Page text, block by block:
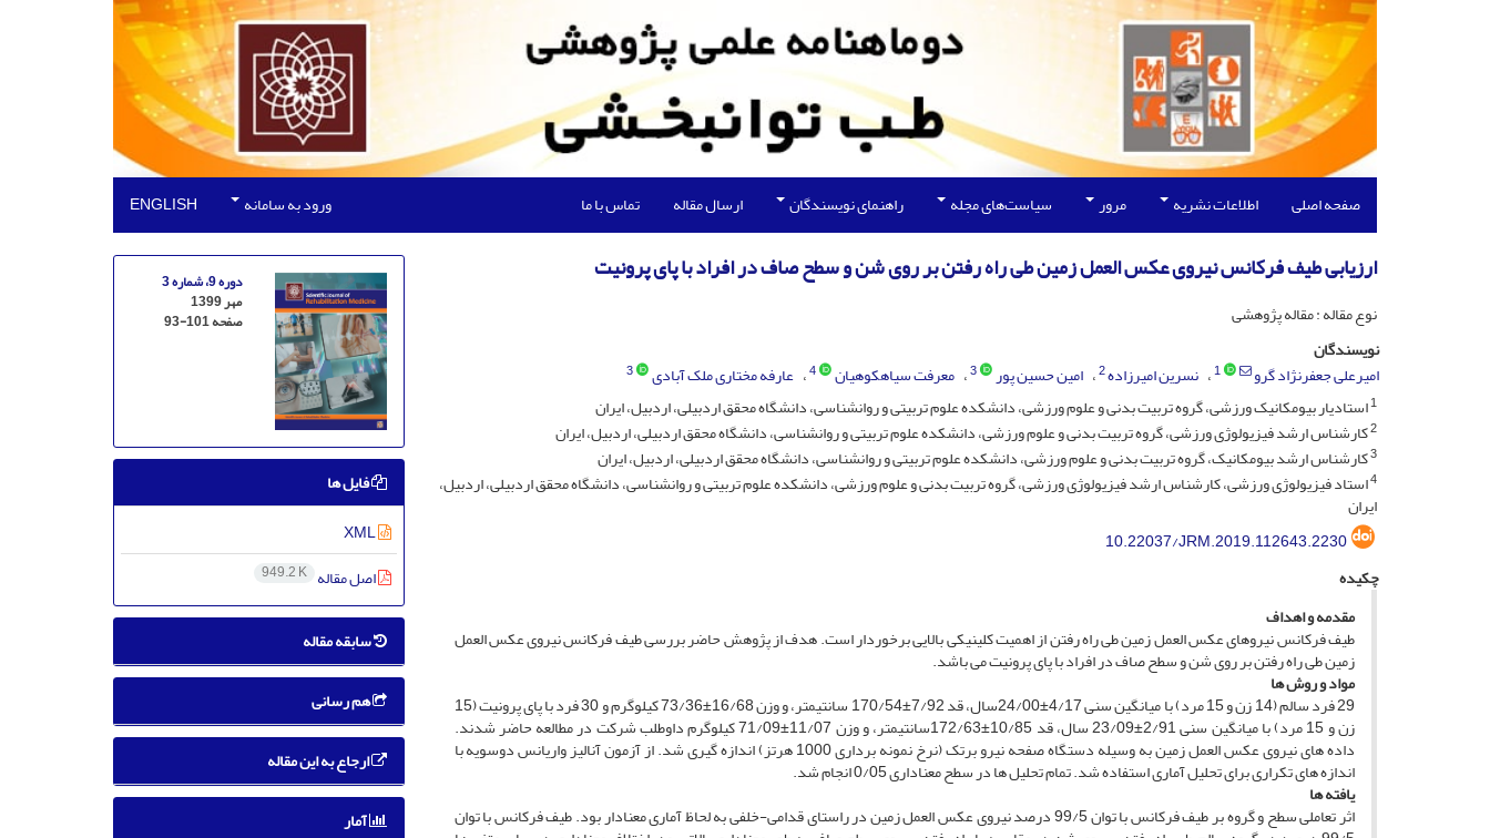
صفحه اصلی اطلاعات نشریه مرور سیاست‌های مجله راهنمای نویسندگان ارسال مقاله تماس با ما ورود به سامانه ENGLISH
ارزیابی طیف فرکانس نیروی عکس العمل زمین طی راه رفتن بر روی شن و سطح صاف در افراد با پای پرونیت
نوع مقاله : مقاله پژوهشی
نویسندگان
امیرعلی جعفرنژاد گرو
1 نسرین امیرزاده2 امین حسین پور 3 معرفت سیاهکوهیان 4 عارفه مختاری ملک آبادی
3
1استادیار بیومکانیک ورزشی، گروه تربیت بدنی و علوم ورزشی، دانشکده علوم تربیتی و روانشناسی، دانشگاه محقق اردبیلی، اردبیل، ایران
2کارشناس ارشد فیزیولوژی ورزشی، گروه تربیت بدنی و علوم ورزشی، دانشکده علوم تربیتی و روانشناسی، دانشگاه محقق اردبیلی، اردبیل، ایران
3کارشناس ارشد بیومکانیک، گروه تربیت بدنی و علوم ورزشی، دانشکده علوم تربیتی و روانشناسی، دانشگاه محقق اردبیلی، اردبیل، ایران
4استاد فیزیولوژی ورزشی، کارشناس ارشد فیزیولوژی ورزشی، گروه تربیت بدنی و علوم ورزشی، دانشکده علوم تربیتی و روانشناسی، دانشگاه محقق اردبیلی، اردبیل،
ایران
10.22037/JRM.2019.112643.2230
چکیده
مقدمه و اهداف
طیف فرکانس نیروهای عکس ­العمل زمین طی راه رفتن از اهمیت کلینیکی بالایی برخوردار است. هدف از پژوهش حاضر بررسی طیف فرکانس نیروی عکس ­العمل
زمین طی راه رفتن بر روی شن و سطح صاف در افراد با پای پرونیت می­ باشد.
مواد و روش ها
29 فرد سالم (14 زن و 15 مرد) با میانگین سنی 4/17±24/00سال، قد 7/92±170/54 سانتی­متر، و وزن 16/68±73/36 کیلوگرم و 30 فرد با پای پرونیت (15
زن و 15 مرد) با میانگین سنی 2/91±23/09 سال، قد 10/85±172/63سانتی­متر، و وزن 11/07±71/09 کیلوگرم داوطلب شرکت در مطالعه حاضر شدند.
داده­ های نیروی عکس­ العمل زمین به ­وسیله دستگاه صفحه نیرو برتک (نرخ نمونه­ برداری 1000 هرتز) اندازه­ گیری شد. از آزمون آنالیز واریانس دوسویه با
اندازه­ های تکراری برای تحلیل آماری استفاده شد. تمام تحلیل­ ها در سطح معناداری 0/05 انجام شد.
یافته­ ها
اثر تعاملی سطح و گروه بر طیف فرکانس با توان 99/5 درصد نیروی عکس­ العمل زمین در راستای قدامی-خلفی به لحاظ آماری معنادار بود. طیف فرکانس با توان
دوره 9، شماره 3
مهر 1399
صفحه93-101
فایل ها
XML
اصل مقاله 949.2 K
سابقه مقاله
هم رسانی
ارجاع به این مقاله
آمار